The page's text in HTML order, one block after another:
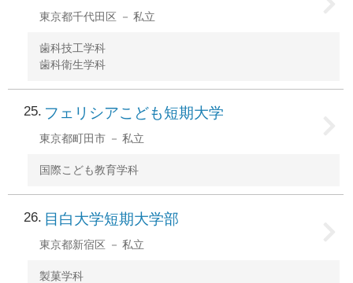
東京都千代田区 私立
歯科技工学科
歯科衛生学科
25 フェリシアこども短期大学
東京都町田市 私立
国際こども教育学科
26 目白大学短期大学部
東京都新宿区 私立
製菓学科